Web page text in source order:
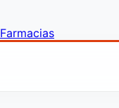
Farmacias